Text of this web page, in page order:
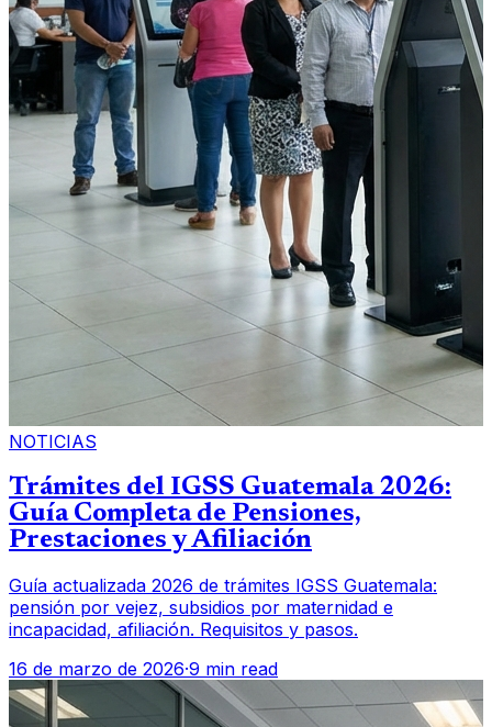
NOTICIAS
Trámites del IGSS Guatemala 2026:
Guía Completa de Pensiones,
Prestaciones y Afiliación
Guía actualizada 2026 de trámites IGSS Guatemala:
pensión por vejez, subsidios por maternidad e
incapacidad, afiliación. Requisitos y pasos.
16 de marzo de 2026·9 min read